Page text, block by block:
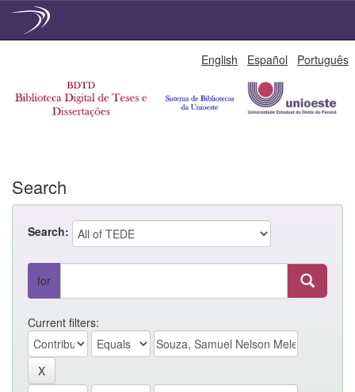
English Español Português
Search
Search:
for
Current filters: